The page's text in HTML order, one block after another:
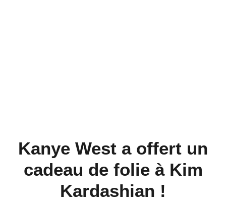
Kanye West a offert un
cadeau de folie à Kim
Kardashian !